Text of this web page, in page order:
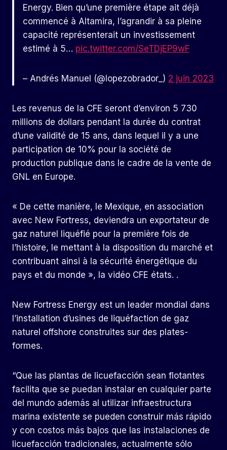
Energy. Bien qu’une première étape ait déjà
commencé à Altamira, l’agrandir à sa pleine
capacité représenterait un investissement
estimé à 5… pic.twitter.com/SeTDjEP9wF
– Andrés Manuel (@lopezobrador_) 2 juin 2023
Les revenus de la CFE seront d’environ 5 730
millions de dollars pendant la durée du contrat
d’une validité de 15 ans, dans lequel il y a une
participation de 10% pour la société de
production publique dans le cadre de la vente de
GNL en Europe.
« De cette manière, le Mexique, en association
avec New Fortress, deviendra un exportateur de
gaz naturel liquéfié pour la première fois de
l’histoire, le mettant à la disposition du marché et
contribuant ainsi à la sécurité énergétique du
pays et du monde », la vidéo CFE états. .
New Fortress Energy est un leader mondial dans
l’installation d’usines de liquéfaction de gaz
naturel offshore construites sur des plates-
formes.
“Que las plantas de licuefacción sean flotantes
facilita que se puedan instalar en cualquier parte
del mundo además al utilizar infraestructura
marina existente se pueden construir más rápido
y con costos más bajos que las instalaciones de
licuefacción tradicionales, actualmente sólo